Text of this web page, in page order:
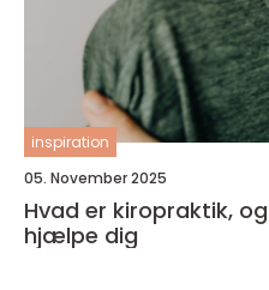
inspiration
05. November 2025
Hvad er kiropraktik,
hjælpe dig